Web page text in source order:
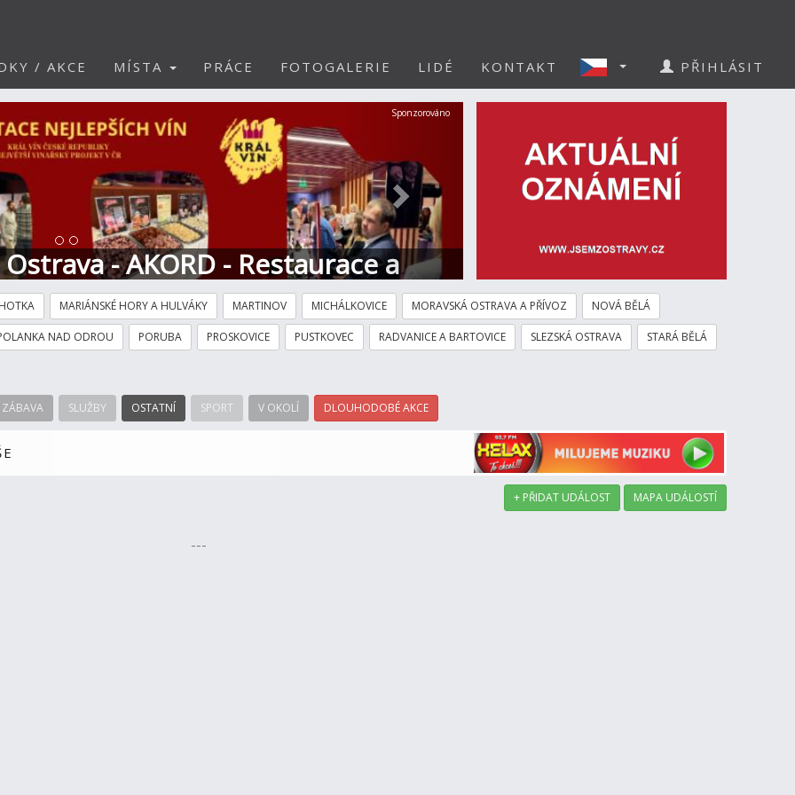
/ AKCE MÍSTA PRÁCE FOTOGALERIE LIDÉ KONTAKT PŘIHLÁSIT
- AKORD - Restaurace a
Další
Sponzorováno
MARIÁNSKÉ HORY A HULVÁKY MARTINOV MICHÁLKOVICE MORAVSKÁ OSTRAVA A PŘÍVOZ NOVÁ BĚLÁ
NAD ODROU PORUBA PROSKOVICE PUSTKOVEC RADVANICE A BARTOVICE SLEZSKÁ OSTRAVA STARÁ BĚLÁ
ZÁBAVA SLUŽBY OSTATNÍ SPORT V OKOLÍ DLOUHODOBÉ AKCE
+ PŘIDAT UDÁLOST MAPA UDÁLOSTÍ
---